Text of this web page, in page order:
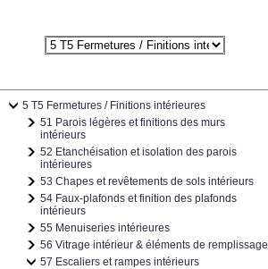
5 T5 Fermetures / Finitions intérieures
51 Parois légères et finitions des murs
intérieurs
52 Etanchéisation et isolation des parois
intérieures
53 Chapes et revêtements de sols intérieurs
54 Faux-plafonds et finition des plafonds
intérieurs
55 Menuiseries intérieures
56 Vitrage intérieur & éléments de remplissage
57 Escaliers et rampes intérieurs